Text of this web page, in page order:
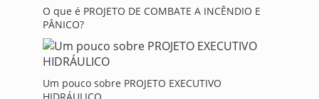
O que é PROJETO DE COMBATE A INCÊNDIO E
PÂNICO?
Um pouco sobre PROJETO EXECUTIVO